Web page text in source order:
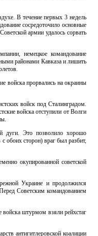
В течение первых 3 недель
сосредоточило основные
армии удалось сорвать
немецкое командование
районами Кавказа и лишить
войска прорвались на окраины
войск под Сталинградом.
войска отступили от Волги
дуги. Это позволило хорошо
обоих сторон) враг был разбит,
окупированной советской
Украине и продолжился
Советским командованием
войска штурмом взяли рейхстаг
антигитлеровской коалиции